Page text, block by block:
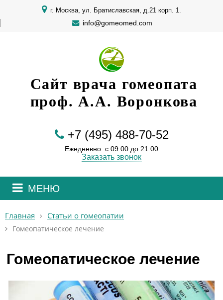
г. Москва, ул. Братиславская, д.21 корп. 1.
info@gomeomed.com
Сайт врача гомеопата
проф. А.А. Воронкова
+7 (495) 488-70-52
Ежедневно: с 09.00 до 21.00
Заказать звонок
МЕНЮ
Главная Статьи о гомеопатии
Гомеопатическое лечение
Гомеопатическое лечение